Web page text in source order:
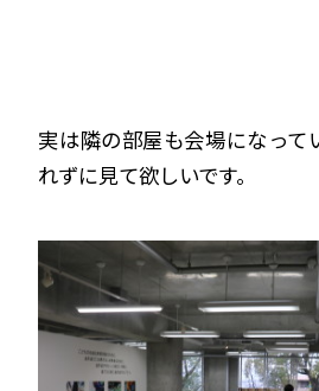
実は隣の部屋も会場になって
れずに見て欲しいです。